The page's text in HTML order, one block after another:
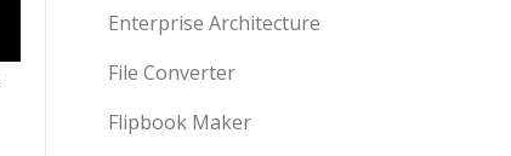
Enterprise Architecture
File Converter
Flipbook Maker